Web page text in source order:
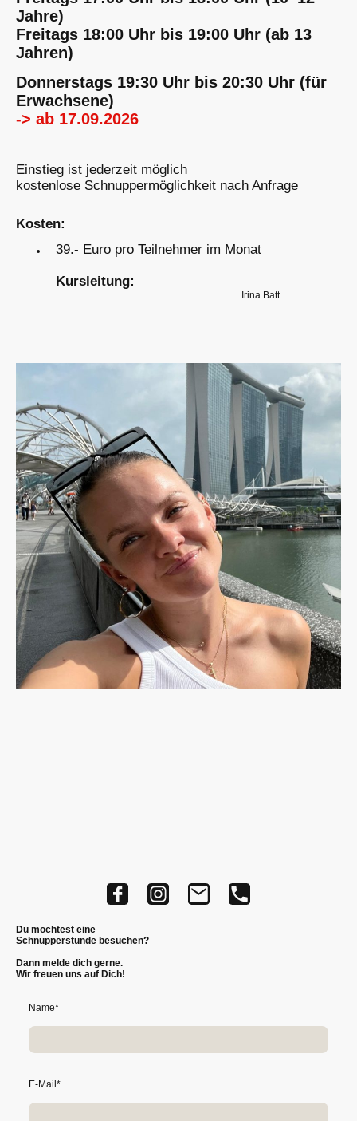
Jahre)
Freitags 18:00 Uhr bis 19:00 Uhr (ab 13
Jahren)
Donnerstags 19:30 Uhr bis 20:30 Uhr (für
Erwachsene)
-> ab 17.09.2026
Einstieg ist jederzeit möglich
kostenlose Schnuppermöglichkeit nach Anfrage
Kosten:
39.- Euro pro Teilnehmer im Monat
Kursleitung:
Irina Batt
Du möchtest eine
Schnupperstunde besuchen?
Dann melde dich gerne.
Wir freuen uns auf Dich!
Name*
E-Mail *